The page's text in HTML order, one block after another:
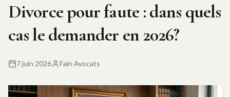
Divorce pour faute : dans quels
cas le demander en 2026?
7 juin 2026 Fain Avocats